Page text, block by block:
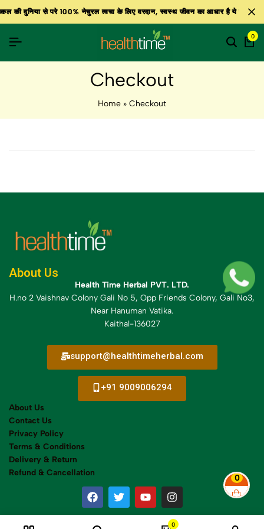
0
की दुनिया से परे 100% नेचुरल त्वचा के लिए वरदान, स्वस्थ जीवन का आधार है ये उत्पाद,
की दुनिया से परे 100% नेचुरल त्वचा के लिए वरदान, स्वस्थ जीवन का आधार है ये उत्पाद,
की दुनिया से परे 100% नेचुरल त्वचा के लिए वरदान, स्वस्थ जीवन का आधार है ये उत्पाद,
0
Checkout
Home » Checkout
About Us
Health Time Herbal PVT. LTD.
H.no 2 Vaishnav Colony Gali No 5, Opp Friends Colony, Gali No3,
Near Hanuman Vatika.
Kaithal-136027
support@healthtimeherbal.com
+91 9009006294
About Us
Contact Us
Privacy Policy
Terms & Conditions
Delivery & Return
Refund & Cancellation
0